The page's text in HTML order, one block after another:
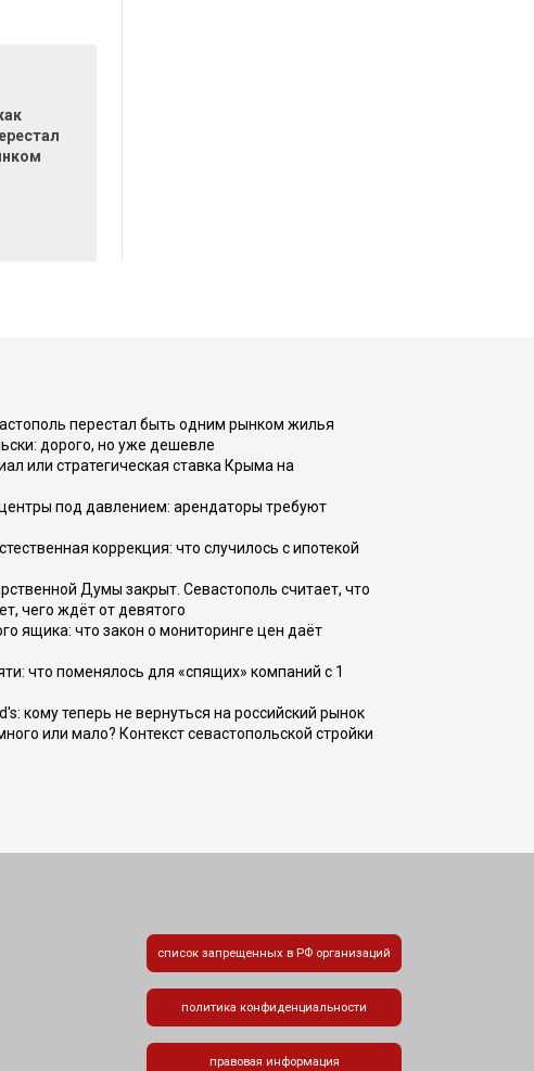
перестал быть одним рынком жилья
дорого, но уже дешевле
или стратегическая ставка Крыма на
под давлением: арендаторы требуют
коррекция: что случилось с ипотекой
Думы закрыт. Севастополь считает, что
чего ждёт от девятого
ящика: что закон о мониторинге цен даёт
что поменялось для «спящих» компаний с 1
кому теперь не вернуться на российский рынок
или мало? Контекст севастопольской стройки
список запрещенных в РФ организаций
политика конфиденциальности
правовая информация